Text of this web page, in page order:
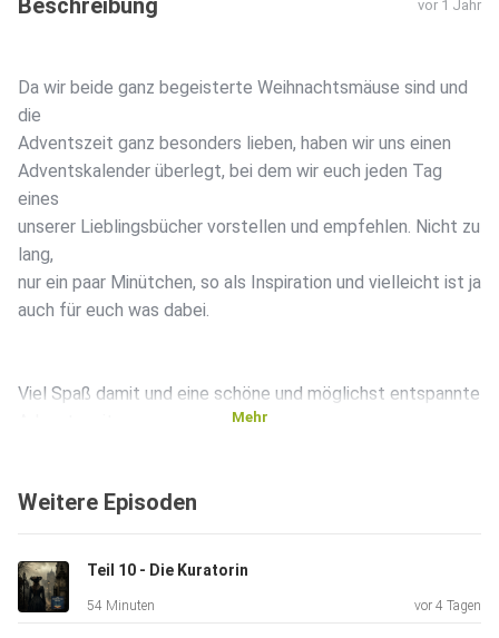
Beschreibung vor 1 Jahr
Da wir beide ganz begeisterte Weihnachtsmäuse sind und
die
Adventszeit ganz besonders lieben, haben wir uns einen
Adventskalender überlegt, bei dem wir euch jeden Tag
eines
unserer Lieblingsbücher vorstellen und empfehlen. Nicht zu
lang,
nur ein paar Minütchen, so als Inspiration und vielleicht ist ja
auch für euch was dabei.
Viel Spaß damit und eine schöne und möglichst entspannte
Dany und Camilla
Wenn du mit reden möchtest dann geht’s hier zum Discord
Mehr
Weitere Episoden
Teil 10 - Die Kuratorin
54 Minuten vor 4 Tagen